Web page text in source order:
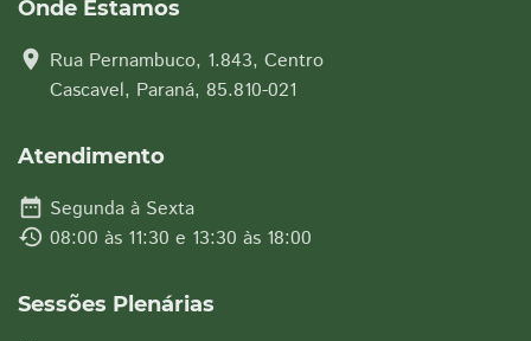
Onde Estamos
location_on Rua Pernambuco, 1.843, Centro
Cascavel, Paraná, 85.810-021
Atendimento
date_range Segunda à Sexta
history 08:00 às 11:30 e 13:30 às 18:00
Sessões Plenárias